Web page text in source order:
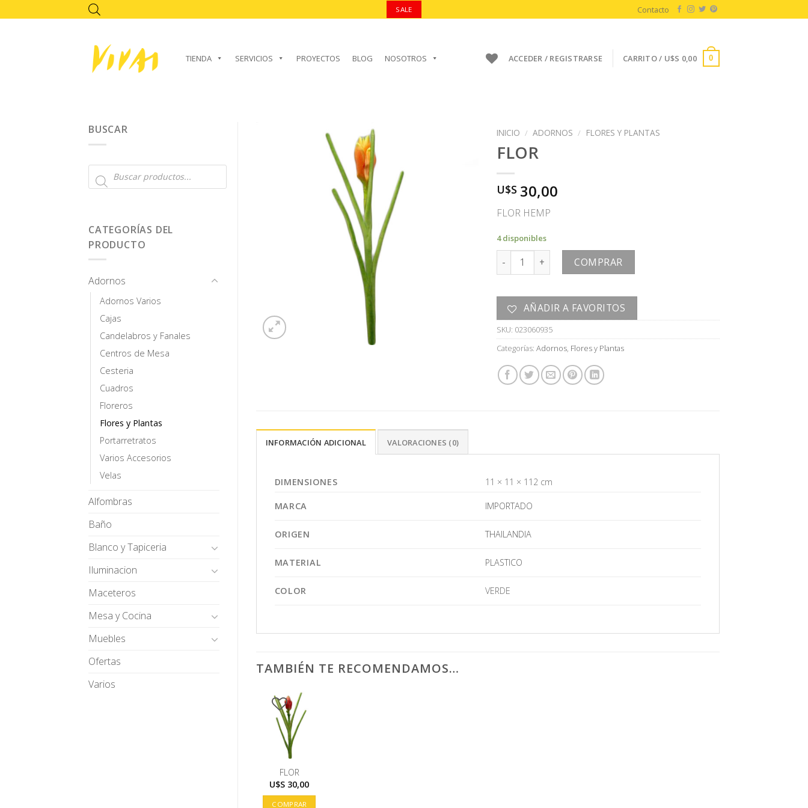
to
SALE Contacto
TIENDA SERVICIOS PROYECTOS BLOG NOSOTROS ACCEDER / REGISTRARSE CARRITO / U$S 0,00 0
BUSCAR
Búsqueda
de
CATEGORÍAS DEL
PRODUCTO
Adornos
Adornos Varios
Cajas
Candelabros y Fanales
Centros de Mesa
Cesteria
Cuadros
Floreros
Flores y Plantas
Portarretratos
Varios Accesorios
Velas
Alfombras
Baño
Blanco y Tapiceria
Iluminacion
Maceteros
Mesa y Cocina
Muebles
Ofertas
Varios
INICIO / ADORNOS / FLORES Y PLANTAS
FLOR
U$S 30,00
FLOR HEMP
4 disponibles
FLOR cantidad COMPRAR
AÑADIR A FAVORITOS
SKU: 023060935
Categorías:Adornos, Flores y Plantas
INFORMACIÓN ADICIONAL VALORACIONES (0)
DIMENSIONES 11 × 11 × 112 cm
MARCA IMPORTADO
ORIGEN THAILANDIA
MATERIAL PLASTICO
COLOR VERDE
TAMBIÉN TE RECOMENDAMOS…
FLOR
U$S 30,00
COMPRAR